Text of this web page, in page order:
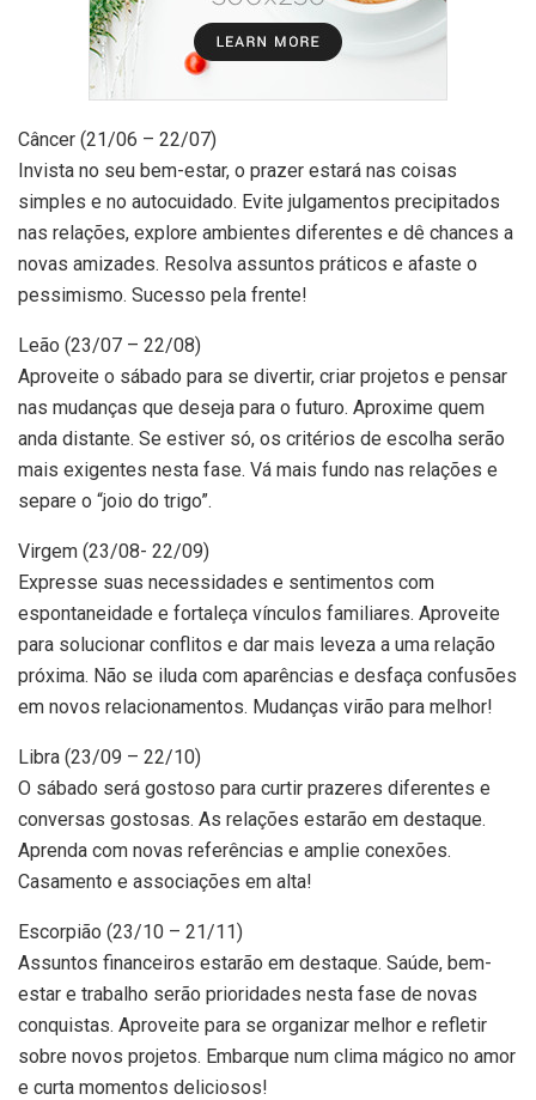
Câncer (21/06 – 22/07)
Invista no seu bem-estar, o prazer estará nas coisas
simples e no autocuidado. Evite julgamentos precipitados
nas relações, explore ambientes diferentes e dê chances a
novas amizades. Resolva assuntos práticos e afaste o
pessimismo. Sucesso pela frente!
Leão (23/07 – 22/08)
Aproveite o sábado para se divertir, criar projetos e pensar
nas mudanças que deseja para o futuro. Aproxime quem
anda distante. Se estiver só, os critérios de escolha serão
mais exigentes nesta fase. Vá mais fundo nas relações e
separe o “joio do trigo”.
Virgem (23/08- 22/09)
Expresse suas necessidades e sentimentos com
espontaneidade e fortaleça vínculos familiares. Aproveite
para solucionar conflitos e dar mais leveza a uma relação
próxima. Não se iluda com aparências e desfaça confusões
em novos relacionamentos. Mudanças virão para melhor!
Libra (23/09 – 22/10)
O sábado será gostoso para curtir prazeres diferentes e
conversas gostosas. As relações estarão em destaque.
Aprenda com novas referências e amplie conexões.
Casamento e associações em alta!
Escorpião (23/10 – 21/11)
Assuntos financeiros estarão em destaque. Saúde, bem-
estar e trabalho serão prioridades nesta fase de novas
conquistas. Aproveite para se organizar melhor e refletir
sobre novos projetos. Embarque num clima mágico no amor
e curta momentos deliciosos!